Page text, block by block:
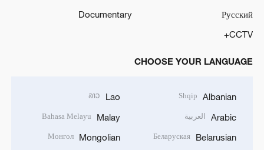
Русский
Documentary
CCTV+
CHOOSE YOUR LANGUAGE
Albanian
Shqip
Arabic العربية
Belarusian
Беларуская
Lao
ລາວ
Malay
Bahasa Melayu
Mongolian
Монгол